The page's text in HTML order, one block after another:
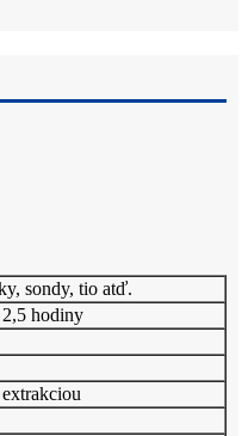
sondy, tio atď.
hodiny